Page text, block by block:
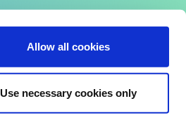
Allow all cookies
Use necessary cookies only